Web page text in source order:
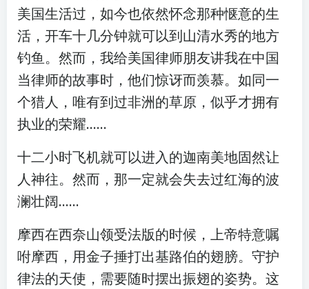
美国生活过，如今也依然怀念那种惬意的生
活，开车十几分钟就可以到山清水秀的地方
钓鱼。然而，我给美国律师朋友讲我在中国
当律师的故事时，他们惊讶而羡慕。如同一
个猎人，唯有到过非洲的草原，似乎才拥有
执业的荣耀……
十二小时飞机就可以进入的迦南美地固然让
人神往。然而，那一定就会失去过红海的波
澜壮阔……
摩西在西奈山领受法版的时候，上帝特意嘱
咐摩西，用金子捶打出基路伯的翅膀。守护
律法的天使，需要随时摆出振翅的姿势。这